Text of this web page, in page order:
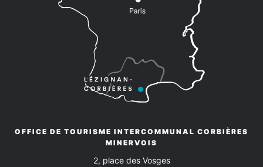
OFFICE DE TOURISME INTERCOMMUNAL CORBIÈRES
MINERVOIS
2, place des Vosges